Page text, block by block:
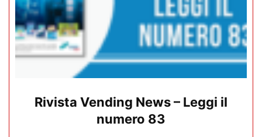
Rivista Vending News – Leggi il
numero 83